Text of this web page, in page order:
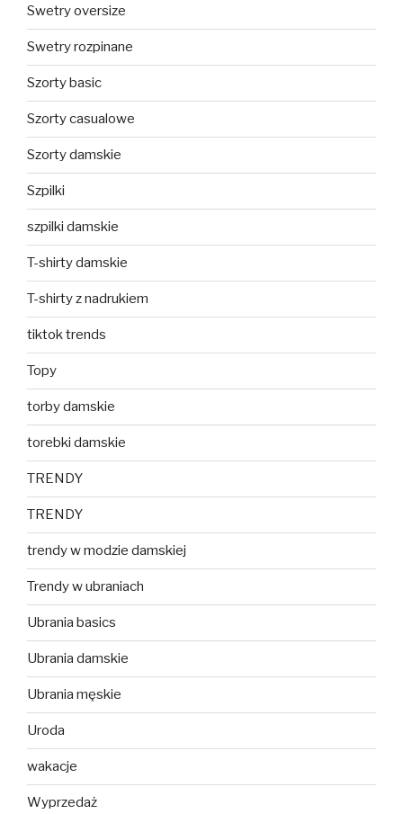
Swetry oversize
Swetry rozpinane
Szorty basic
Szorty casualowe
Szorty damskie
Szpilki
szpilki damskie
T-shirty damskie
T-shirty z nadrukiem
tiktok trends
Topy
torby damskie
torebki damskie
TRENDY
TRENDY
trendy w modzie damskiej
Trendy w ubraniach
Ubrania basics
Ubrania damskie
Ubrania męskie
Uroda
wakacje
Wyprzedaż